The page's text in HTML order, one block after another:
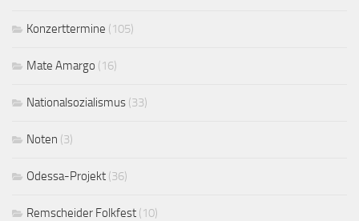
Konzerttermine (105)
Mate Amargo (16)
Nationalsozialismus (33)
Noten (3)
Odessa-Projekt (36)
Remscheider Folkfest (10)